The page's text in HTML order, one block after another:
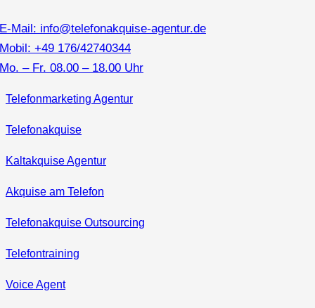
E-Mail: info@telefonakquise-agentur.de
Mobil: +49 176/42740344
Mo. – Fr. 08.00 – 18.00 Uhr
Telefonmarketing Agentur
Telefonakquise
Kaltakquise Agentur
Akquise am Telefon
Telefonakquise Outsourcing
Telefontraining
Voice Agent